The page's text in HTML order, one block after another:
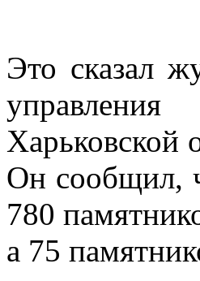
Это сказал
Харьковской
Он сообщил,
780
а 75